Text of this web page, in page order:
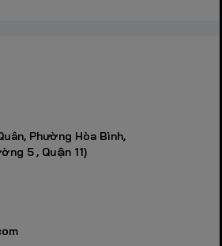
Phường Hòa Bình,
5 , Quận 11)